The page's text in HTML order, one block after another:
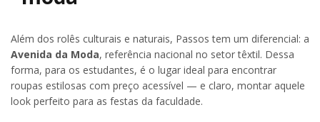
Além dos rolês culturais e naturais, Passos tem um diferencial: a
Avenida da Moda, referência nacional no setor têxtil. Dessa
forma, para os estudantes, é o lugar ideal para encontrar
roupas estilosas com preço acessível — e claro, montar aquele
look perfeito para as festas da faculdade.